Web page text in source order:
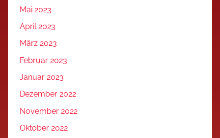
Mai 2023
April 2023
März 2023
Februar 2023
Januar 2023
Dezember 2022
November 2022
Oktober 2022